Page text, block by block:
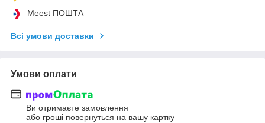
Meest ПОШТА
Всі умови доставки
Умови оплати
Ви отримаєте замовлення
або гроші повернуться на вашу картку